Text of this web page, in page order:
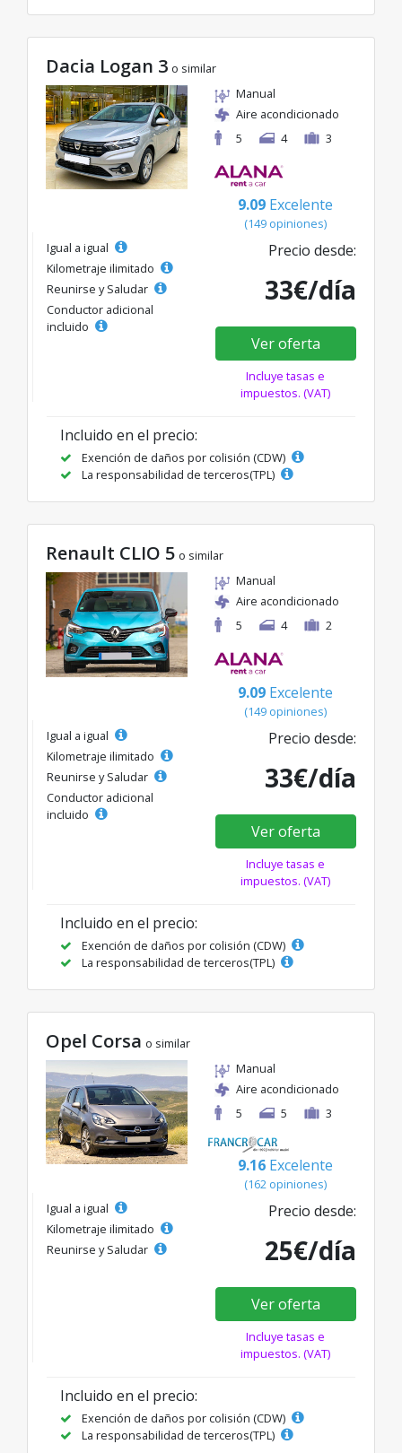
Dacia Logan 3 o similar
Manual
Aire acondicionado
5
4 3
9.09 Excelente
(149 opiniones)
Igual a igual
Kilometraje ilimitado
Reunirse y Saludar
Conductor adicional
incluido
Precio desde:
33€/día
Ver oferta
Incluye tasas e
impuestos. (VAT)
Incluido en el precio:
Exención de daños por colisión (CDW)
La responsabilidad de terceros(TPL)
Renault CLIO 5 o similar
Manual
Aire acondicionado
5
4 2
9.09 Excelente
(149 opiniones)
Igual a igual
Kilometraje ilimitado
Reunirse y Saludar
Conductor adicional
incluido
Precio desde:
33€/día
Ver oferta
Incluye tasas e
impuestos. (VAT)
Incluido en el precio:
Exención de daños por colisión (CDW)
La responsabilidad de terceros(TPL)
Opel Corsa o similar
Manual
Aire acondicionado
5
5 3
9.16 Excelente
(162 opiniones)
Igual a igual
Kilometraje ilimitado
Reunirse y Saludar
Precio desde:
25€/día
Ver oferta
Incluye tasas e
impuestos. (VAT)
Incluido en el precio:
Exención de daños por colisión (CDW)
La responsabilidad de terceros(TPL)